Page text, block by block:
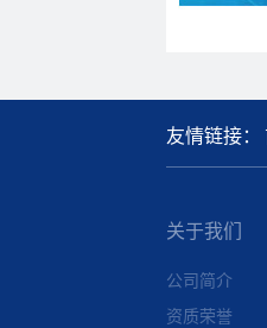
友情链接：
关于我们
公司简介
资质荣誉